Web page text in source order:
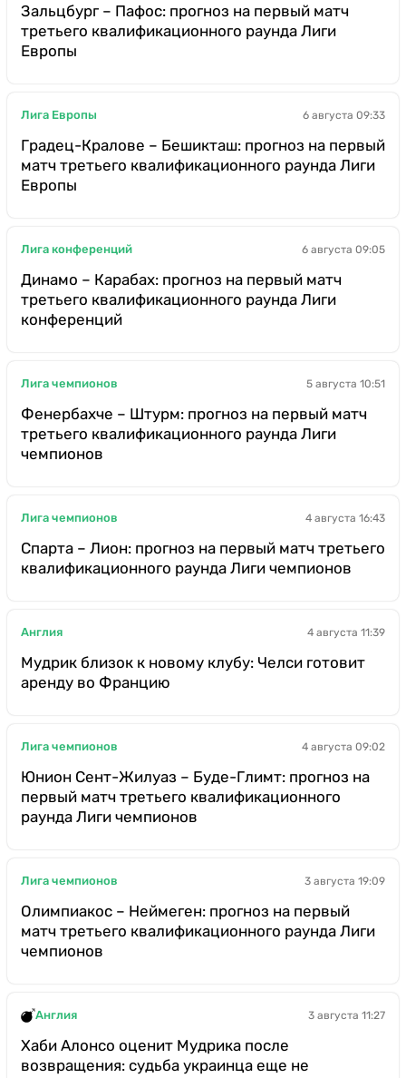
Зальцбург – Пафос: прогноз на первый матч
третьего квалификационного раунда Лиги
Европы
Лига Европы 6 августа 09:33
Градец-Кралове – Бешикташ: прогноз на первый
матч третьего квалификационного раунда Лиги
Европы
Лига конференций 6 августа 09:05
Динамо – Карабах: прогноз на первый матч
третьего квалификационного раунда Лиги
конференций
Лига чемпионов 5 августа 10:51
Фенербахче – Штурм: прогноз на первый матч
третьего квалификационного раунда Лиги
чемпионов
Лига чемпионов 4 августа 16:43
Спарта – Лион: прогноз на первый матч третьего
квалификационного раунда Лиги чемпионов
Англия 4 августа 11:39
Мудрик близок к новому клубу: Челси готовит
аренду во Францию
Лига чемпионов 4 августа 09:02
Юнион Сент-Жилуаз – Буде-Глимт: прогноз на
первый матч третьего квалификационного
раунда Лиги чемпионов
Лига чемпионов 3 августа 19:09
Олимпиакос – Неймеген: прогноз на первый
матч третьего квалификационного раунда Лиги
чемпионов
Англия 3 августа 11:27
Хаби Алонсо оценит Мудрика после
возвращения: судьба украинца еще не